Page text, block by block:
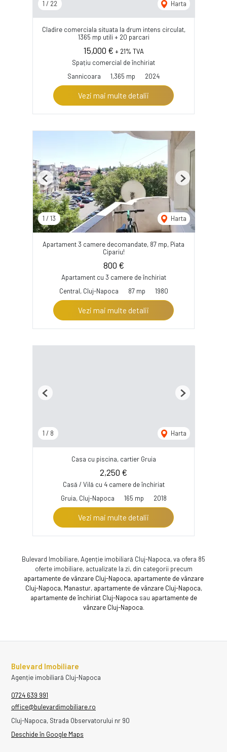
1 / 22 Harta
Cladire comerciala situata la drum intens circulat,
1365 mp utili + 20 parcari
15,000 € + 21% TVA
Spațiu comercial de închiriat
Sannicoara
1,365 mp 2024
Vezi mai multe detalii
1 / 13 Harta
Previous Next
Apartament 3 camere decomandate, 87 mp, Piata
Cipariu!
800 €
Apartament cu 3 camere de închiriat
Central, Cluj-Napoca
87 mp 1980
Vezi mai multe detalii
1 / 8 Harta
Previous Next
Casa cu piscina, cartier Gruia
2,250 €
Casă / Vilă cu 4 camere de închiriat
Gruia, Cluj-Napoca
165 mp 2018
Vezi mai multe detalii
Bulevard Imobiliare, Agenție imobiliară Cluj-Napoca, va ofera 85
oferte imobiliare, actualizate la zi, din categorii precum
apartamente de vânzare Cluj-Napoca, apartamente de vânzare
Cluj-Napoca, Manastur, apartamente de vânzare Cluj-Napoca,
apartamente de închiriat Cluj-Napoca sau apartamente de
vânzare Cluj-Napoca.
Bulevard Imobiliare
Agenție imobiliară Cluj-Napoca
0724 639 991
office@bulevardimobiliare.ro
Cluj-Napoca, Strada Observatorului nr 90
Deschide în Google Maps